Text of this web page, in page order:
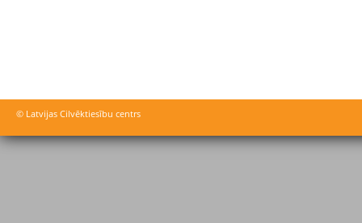
© Latvijas Cilvēktiesību centrs